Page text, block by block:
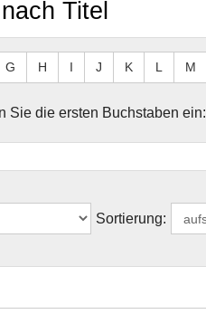
Titel
G H I J K L M
Sie die ersten Buchstaben ein:
Sortierung: